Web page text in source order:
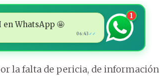
WhatsApp 🤩
06:43 ✓✓
1
la falta de pericia, de información